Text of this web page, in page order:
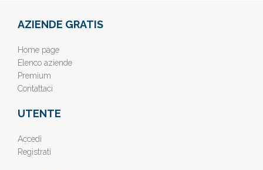
AZIENDE GRATIS
Home page
Elenco aziende
Premium
Contattaci
UTENTE
Accedi
Registrati